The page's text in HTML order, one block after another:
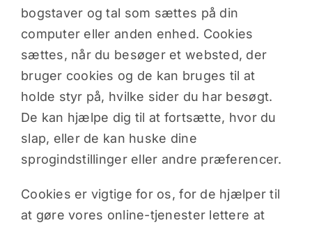
bogstaver og tal som sættes på din
computer eller anden enhed. Cookies
sættes, når du besøger et websted, der
bruger cookies og de kan bruges til at
holde styr på, hvilke sider du har besøgt.
De kan hjælpe dig til at fortsætte, hvor du
slap, eller de kan huske dine
sprogindstillinger eller andre præferencer.
Cookies er vigtige for os, for de hjælper til
at gøre vores online-tjenester lettere at